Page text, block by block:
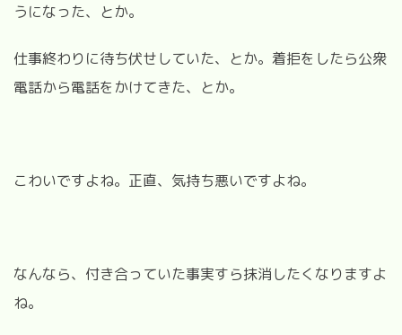
うになった、とか。
仕事終わりに待ち伏せしていた、とか。着拒をしたら公衆
電話から電話をかけてきた、とか。
こわいですよね。正直、気持ち悪いですよね。
なんなら、付き合っていた事実すら抹消したくなりますよ
ね。